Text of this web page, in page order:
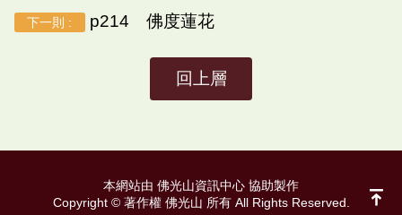
下一則 : p214 佛度蓮花
回上層
本網站由 佛光山資訊中心 協助製作
Copyright © 著作權 佛光山 所有 All Rights Reserved.